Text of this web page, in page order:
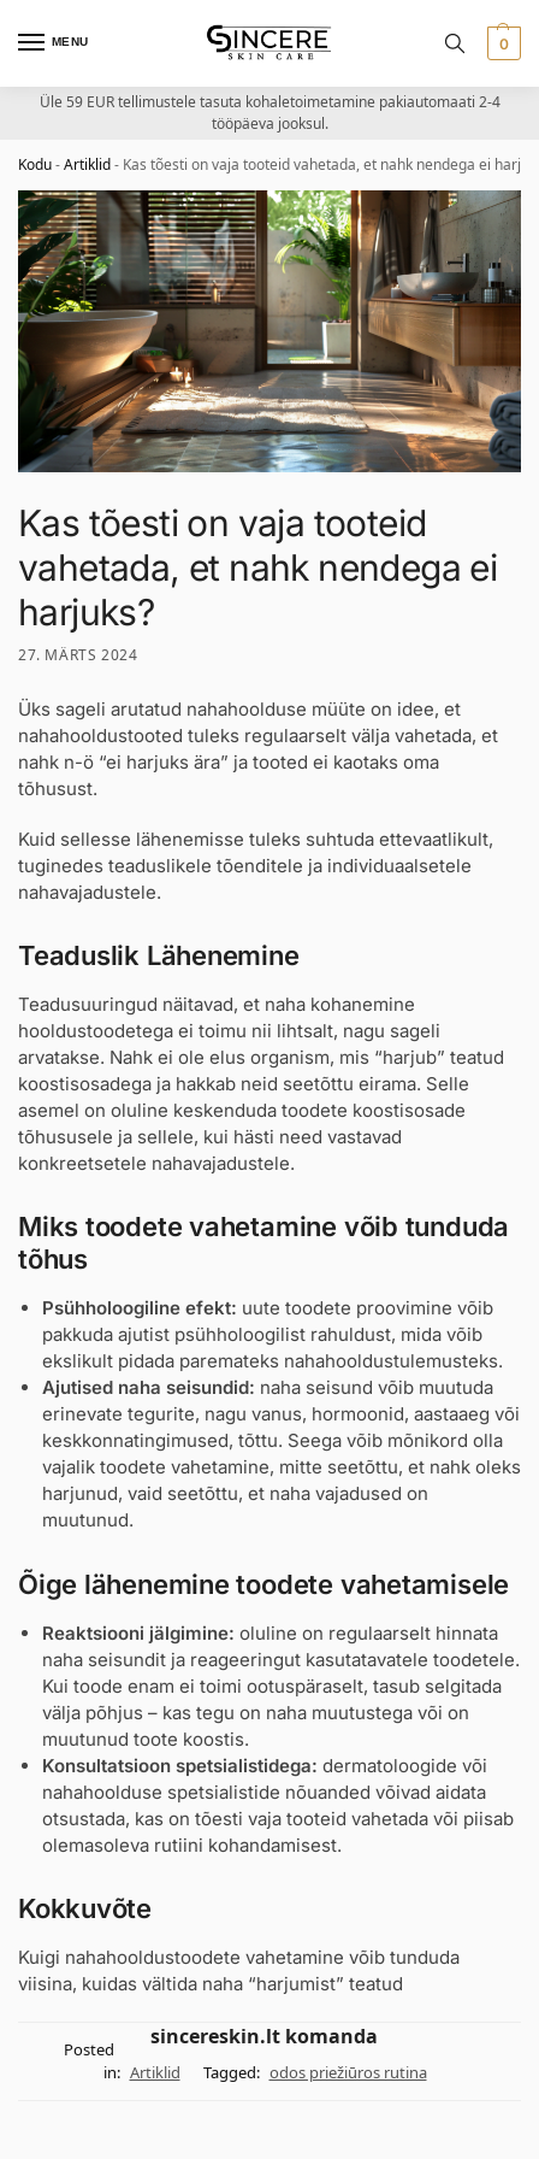
MENU 0
Üle 59 EUR tellimustele tasuta kohaletoimetamine pakiautomaati 2-4
tööpäeva jooksul.
Kodu-Artiklid- Kas tõesti on vaja tooteid vahetada, et nahk nendega ei
Kas tõesti on vaja tooteid
vahetada, et nahk nendega ei
harjuks?
27. MÄRTS 2024
Üks sageli arutatud nahahoolduse müüte on idee, et
nahahooldustooted tuleks regulaarselt välja vahetada, et
nahk n-ö “ei harjuks ära” ja tooted ei kaotaks oma
tõhusust.
Kuid sellesse lähenemisse tuleks suhtuda ettevaatlikult,
tuginedes teaduslikele tõenditele ja individuaalsetele
nahavajadustele.
Teaduslik Lähenemine
Teadusuuringud näitavad, et naha kohanemine
hooldustoodetega ei toimu nii lihtsalt, nagu sageli
arvatakse. Nahk ei ole elus organism, mis “harjub” teatud
koostisosadega ja hakkab neid seetõttu eirama. Selle
asemel on oluline keskenduda toodete koostisosade
tõhususele ja sellele, kui hästi need vastavad
konkreetsetele nahavajadustele.
Miks toodete vahetamine võib tunduda
tõhus
Psühholoogiline efekt: uute toodete proovimine võib
pakkuda ajutist psühholoogilist rahuldust, mida võib
ekslikult pidada paremateks nahahooldustulemusteks.
Ajutised naha seisundid: naha seisund võib muutuda
erinevate tegurite, nagu vanus, hormoonid, aastaaeg või
keskkonnatingimused, tõttu. Seega võib mõnikord olla
vajalik toodete vahetamine, mitte seetõttu, et nahk oleks
harjunud, vaid seetõttu, et naha vajadused on
muutunud.
Õige lähenemine toodete vahetamisele
Reaktsiooni jälgimine: oluline on regulaarselt hinnata
naha seisundit ja reageeringut kasutatavatele toodetele.
Kui toode enam ei toimi ootuspäraselt, tasub selgitada
välja põhjus – kas tegu on naha muutustega või on
muutunud toote koostis.
Konsultatsioon spetsialistidega: dermatoloogide või
nahahoolduse spetsialistide nõuanded võivad aidata
otsustada, kas on tõesti vaja tooteid vahetada või piisab
olemasoleva rutiini kohandamisest.
Kokkuvõte
Kuigi nahahooldustoodete vahetamine võib tunduda
viisina, kuidas vältida naha “harjumist” teatud
sincereskin.lt komanda
Posted
in: Artiklid Tagged: odos priežiūros rutina